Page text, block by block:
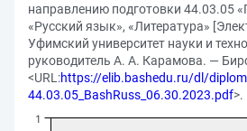
направлению подготовки 44.03.05
«Русский язык», «Литература»
Уфимский университет науки и
руководитель А. А. Карамова. —
<URL:https://elib.bashedu.ru/dl/
44.03.05_BashRuss_06.30.2023.pdf